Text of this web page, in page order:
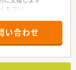
ださい
い合わせ